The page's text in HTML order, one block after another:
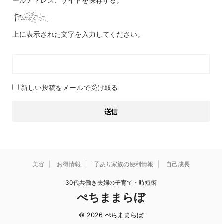
上に表示された文字を入力してください。
新しい投稿をメールで受け取る
美容 お得情報 子あり家族の便利情報 自己成長
30代共働き夫婦の子育て・時短術
ぺちままらぼ
© 2026 ぺちままらぼ